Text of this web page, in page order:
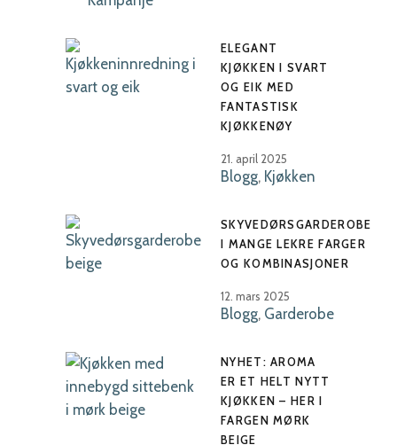
ELEGANT
KJØKKEN I SVART
OG EIK MED
FANTASTISK
KJØKKENØY
21. april 2025
Blogg, Kjøkken
SKYVEDØRSGARDEROBE
I MANGE LEKRE FARGER
OG KOMBINASJONER
12. mars 2025
Blogg, Garderobe
NYHET: AROMA
ER ET HELT NYTT
KJØKKEN – HER I
FARGEN MØRK
BEIGE